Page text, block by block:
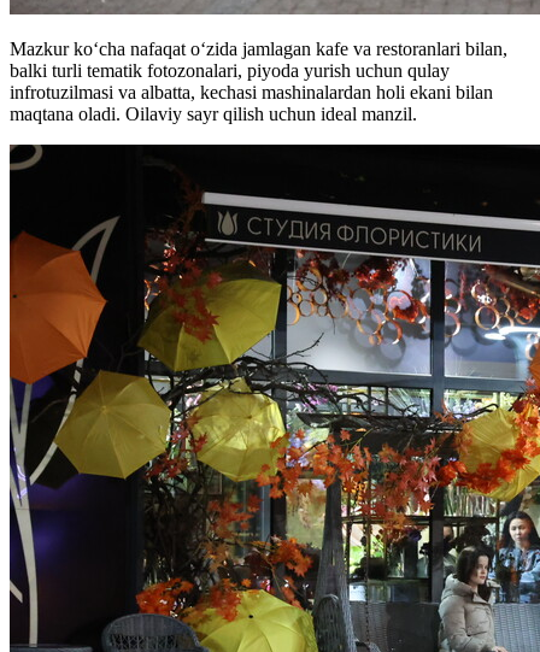
Mazkur koʻcha nafaqat oʻzida jamlagan kafe va restoranlari bilan,
balki turli tematik fotozonalari, piyoda yurish uchun qulay
infrotuzilmasi va albatta, kechasi mashinalardan holi ekani bilan
maqtana oladi. Oilaviy sayr qilish uchun ideal manzil.